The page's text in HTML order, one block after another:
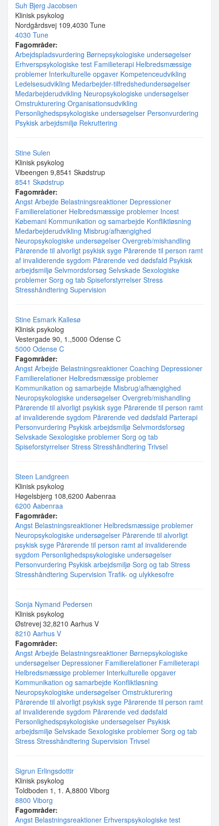
Suh Bjerg Jacobsen
Klinisk psykolog
Nordgårdsvej 109,4030 Tune
4030 Tune
Fagområder:
Arbejdspladsvurdering Børnepsykologiske undersøgelser
Erhverspsykologiske test Familieterapi Helbredsmæssige
problemer Interkulturelle opgaver Kompetenceudvikling
Ledelsesudvikling Medarbejder-tilfredshedundersøgelser
Medarbejderudvikling Neuropsykologiske undersøgelser
Omstrukturering Organisationsudvikling
Personlighedspsykologiske undersøgelser Personvurdering
Psykisk arbejdsmiljø Rekruttering
Stine Sulen
Klinisk psykolog
Vibeengen 9,8541 Skødstrup
8541 Skødstrup
Fagområder:
Angst Arbejde Belastningsreaktioner Depressioner
Familierelationer Helbredsmæssige problemer Incest
Købemani Kommunikation og samarbejde Konfliktløsning
Medarbejderudvikling Misbrug/afhængighed
Neuropsykologiske undersøgelser Overgreb/mishandling
Pårørende til alvorligt psykisk syge Pårørende til person ramt
af invaliderende sygdom Pårørende ved dødsfald Psykisk
arbejdsmiljø Selvmordsforsøg Selvskade Sexologiske
problemer Sorg og tab Spiseforstyrrelser Stress
Stresshåndtering Supervision
Stine Esmark Kallesø
Klinisk psykolog
Vestergade 90, 1.,5000 Odense C
5000 Odense C
Fagområder:
Angst Arbejde Belastningsreaktioner Coaching Depressioner
Familierelationer Helbredsmæssige problemer
Kommunikation og samarbejde Misbrug/afhængighed
Neuropsykologiske undersøgelser Overgreb/mishandling
Pårørende til alvorligt psykisk syge Pårørende til person ramt
af invaliderende sygdom Pårørende ved dødsfald Parterapi
Personvurdering Psykisk arbejdsmiljø Selvmordsforsøg
Selvskade Sexologiske problemer Sorg og tab
Spiseforstyrrelser Stress Stresshåndtering Trivsel
Steen Landgreen
Klinisk psykolog
Høgelsbjerg 108,6200 Aabenraa
6200 Aabenraa
Fagområder:
Angst Belastningsreaktioner Helbredsmæssige problemer
Neuropsykologiske undersøgelser Pårørende til alvorligt
psykisk syge Pårørende til person ramt af invaliderende
sygdom Personlighedspsykologiske undersøgelser
Personvurdering Psykisk arbejdsmiljø Sorg og tab Stress
Stresshåndtering Supervision Trafik- og ulykkesofre
Sonja Nymand Pedersen
Klinisk psykolog
Østrevej 32,8210 Aarhus V
8210 Aarhus V
Fagområder:
Angst Arbejde Belastningsreaktioner Børnepsykologiske
undersøgelser Depressioner Familierelationer Familieterapi
Helbredsmæssige problemer Interkulturelle opgaver
Kommunikation og samarbejde Konfliktløsning
Neuropsykologiske undersøgelser Omstrukturering
Pårørende til alvorligt psykisk syge Pårørende til person ramt
af invaliderende sygdom Pårørende ved dødsfald
Personlighedspsykologiske undersøgelser Psykisk
arbejdsmiljø Selvskade Sexologiske problemer Sorg og tab
Stress Stresshåndtering Supervision Trivsel
Sigrun Erlingsdottir
Klinisk psykolog
Toldboden 1, 1. A,8800 Viborg
8800 Viborg
Fagområder:
Angst Belastningsreaktioner Erhverspsykologiske test